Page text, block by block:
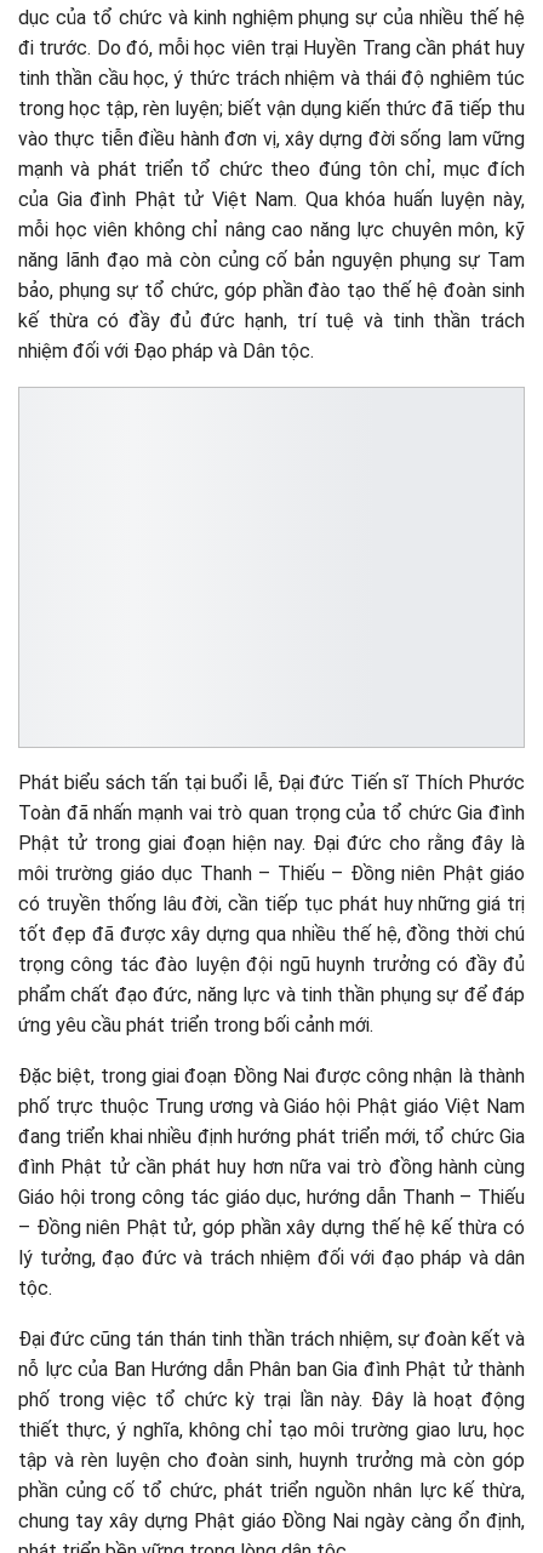
dục của tổ chức và kinh nghiệm phụng sự của nhiều thế hệ
đi trước. Do đó, mỗi học viên trại Huyền Trang cần phát huy
tinh thần cầu học, ý thức trách nhiệm và thái độ nghiêm túc
trong học tập, rèn luyện; biết vận dụng kiến thức đã tiếp thu
vào thực tiễn điều hành đơn vị, xây dựng đời sống lam vững
mạnh và phát triển tổ chức theo đúng tôn chỉ, mục đích
của Gia đình Phật tử Việt Nam. Qua khóa huấn luyện này,
mỗi học viên không chỉ nâng cao năng lực chuyên môn, kỹ
năng lãnh đạo mà còn củng cố bản nguyện phụng sự Tam
bảo, phụng sự tổ chức, góp phần đào tạo thế hệ đoàn sinh
kế thừa có đầy đủ đức hạnh, trí tuệ và tinh thần trách
nhiệm đối với Đạo pháp và Dân tộc.
Phát biểu sách tấn tại buổi lễ, Đại đức Tiến sĩ Thích Phước
Toàn đã nhấn mạnh vai trò quan trọng của tổ chức Gia đình
Phật tử trong giai đoạn hiện nay. Đại đức cho rằng đây là
môi trường giáo dục Thanh – Thiếu – Đồng niên Phật giáo
có truyền thống lâu đời, cần tiếp tục phát huy những giá trị
tốt đẹp đã được xây dựng qua nhiều thế hệ, đồng thời chú
trọng công tác đào luyện đội ngũ huynh trưởng có đầy đủ
phẩm chất đạo đức, năng lực và tinh thần phụng sự để đáp
ứng yêu cầu phát triển trong bối cảnh mới.
Đặc biệt, trong giai đoạn Đồng Nai được công nhận là thành
phố trực thuộc Trung ương và Giáo hội Phật giáo Việt Nam
đang triển khai nhiều định hướng phát triển mới, tổ chức Gia
đình Phật tử cần phát huy hơn nữa vai trò đồng hành cùng
Giáo hội trong công tác giáo dục, hướng dẫn Thanh – Thiếu
– Đồng niên Phật tử, góp phần xây dựng thế hệ kế thừa có
lý tưởng, đạo đức và trách nhiệm đối với đạo pháp và dân
tộc.
Đại đức cũng tán thán tinh thần trách nhiệm, sự đoàn kết và
nỗ lực của Ban Hướng dẫn Phân ban Gia đình Phật tử thành
phố trong việc tổ chức kỳ trại lần này. Đây là hoạt động
thiết thực, ý nghĩa, không chỉ tạo môi trường giao lưu, học
tập và rèn luyện cho đoàn sinh, huynh trưởng mà còn góp
phần củng cố tổ chức, phát triển nguồn nhân lực kế thừa,
chung tay xây dựng Phật giáo Đồng Nai ngày càng ổn định,